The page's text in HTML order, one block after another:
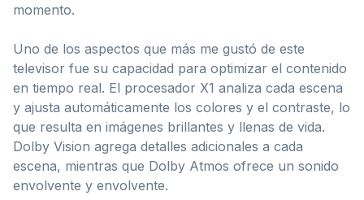
momento.
Uno de los aspectos que más me gustó de este
televisor fue su capacidad para optimizar el contenido
en tiempo real. El procesador X1 analiza cada escena
y ajusta automáticamente los colores y el contraste, lo
que resulta en imágenes brillantes y llenas de vida.
Dolby Vision agrega detalles adicionales a cada
escena, mientras que Dolby Atmos ofrece un sonido
envolvente y envolvente.